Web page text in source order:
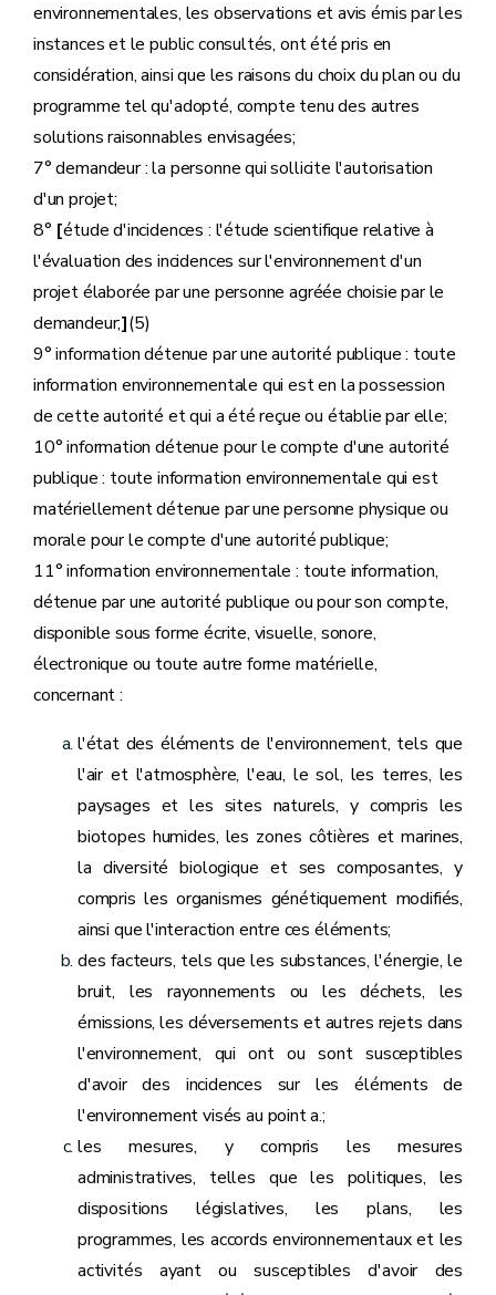
environnementales, les observations et avis émis par les
instances et le public consultés, ont été pris en
considération, ainsi que les raisons du choix du plan ou du
programme tel qu'adopté, compte tenu des autres
solutions raisonnables envisagées;
7° demandeur : la personne qui sollicite l'autorisation
d'un projet;
8° [étude d'incidences : l'étude scientifique relative à
l'évaluation des incidences sur l'environnement d'un
projet élaborée par une personne agréée choisie par le
demandeur;](5)
9° information détenue par une autorité publique : toute
information environnementale qui est en la possession
de cette autorité et qui a été reçue ou établie par elle;
10° information détenue pour le compte d'une autorité
publique : toute information environnementale qui est
matériellement détenue par une personne physique ou
morale pour le compte d'une autorité publique;
11° information environnementale : toute information,
détenue par une autorité publique ou pour son compte,
disponible sous forme écrite, visuelle, sonore,
électronique ou toute autre forme matérielle,
concernant :
l'état des éléments de l'environnement, tels que
l'air et l'atmosphère, l'eau, le sol, les terres, les
paysages et les sites naturels, y compris les
biotopes humides, les zones côtières et marines,
la diversité biologique et ses composantes, y
compris les organismes génétiquement modifiés,
ainsi que l'interaction entre ces éléments;
des facteurs, tels que les substances, l'énergie, le
bruit, les rayonnements ou les déchets, les
émissions, les déversements et autres rejets dans
l'environnement, qui ont ou sont susceptibles
d'avoir des incidences sur les éléments de
l'environnement visés au point a.;
les mesures, y compris les mesures
administratives, telles que les politiques, les
dispositions législatives, les plans, les
programmes, les accords environnementaux et les
activités ayant ou susceptibles d'avoir des